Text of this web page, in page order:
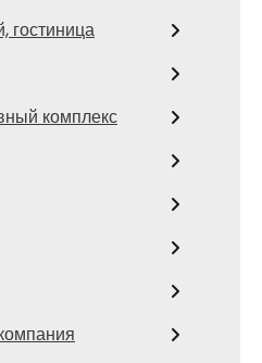
гостиница
комплекс